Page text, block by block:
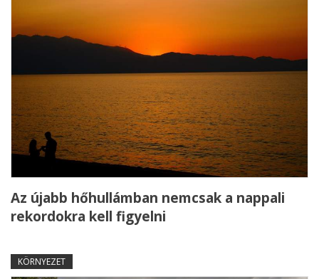
Az újabb hőhullámban nemcsak a nappali
rekordokra kell figyelni
KÖRNYEZET